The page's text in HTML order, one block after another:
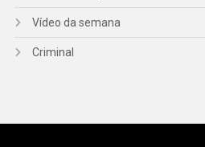
Vídeo da semana
Criminal